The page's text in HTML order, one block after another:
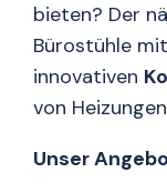
bieten? Der
Bürostühle mit
innovativen
von
Unser